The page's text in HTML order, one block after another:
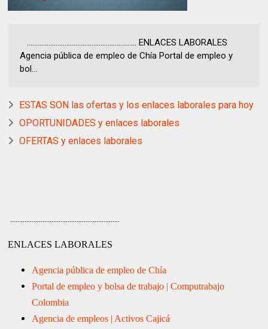
............................................................. ENLACES LABORALES
Agencia pública de empleo de Chía Portal de empleo y
bol...
ESTAS SON las ofertas y los enlaces laborales para hoy
OPORTUNIDADES y enlaces laborales
OFERTAS y enlaces laborales
.............................................................
ENLACES LABORALES
Agencia pública de empleo de Chía
Portal de empleo y bolsa de trabajo | Computrabajo
Colombia
Agencia de empleos | Activos Cajicá